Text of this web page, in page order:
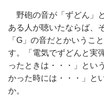
野砲の音が「ずどん」
ある人が聴いたならば、
「G」の音だとかいうこ
す。「電気でずどんと実
ったときは・・・」とい
かった時には・・・」と
か。